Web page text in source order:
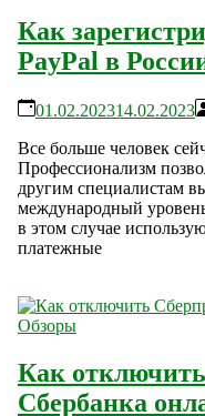
Как
PayPal в
01.02.202314.02.2023
Все больше человек
Профессионализм
другим специалистам
международный
в этом случае
платежные
Обзоры
Как
Сбербанка